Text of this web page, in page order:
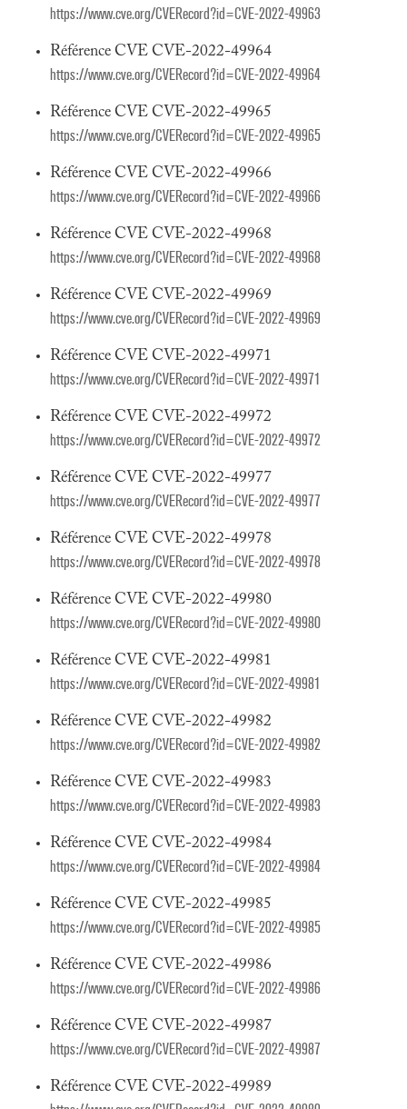
https://www.cve.org/CVERecord?id=CVE-2022-49963
Référence CVE CVE-2022-49964
https://www.cve.org/CVERecord?id=CVE-2022-49964
Référence CVE CVE-2022-49965
https://www.cve.org/CVERecord?id=CVE-2022-49965
Référence CVE CVE-2022-49966
https://www.cve.org/CVERecord?id=CVE-2022-49966
Référence CVE CVE-2022-49968
https://www.cve.org/CVERecord?id=CVE-2022-49968
Référence CVE CVE-2022-49969
https://www.cve.org/CVERecord?id=CVE-2022-49969
Référence CVE CVE-2022-49971
https://www.cve.org/CVERecord?id=CVE-2022-49971
Référence CVE CVE-2022-49972
https://www.cve.org/CVERecord?id=CVE-2022-49972
Référence CVE CVE-2022-49977
https://www.cve.org/CVERecord?id=CVE-2022-49977
Référence CVE CVE-2022-49978
https://www.cve.org/CVERecord?id=CVE-2022-49978
Référence CVE CVE-2022-49980
https://www.cve.org/CVERecord?id=CVE-2022-49980
Référence CVE CVE-2022-49981
https://www.cve.org/CVERecord?id=CVE-2022-49981
Référence CVE CVE-2022-49982
https://www.cve.org/CVERecord?id=CVE-2022-49982
Référence CVE CVE-2022-49983
https://www.cve.org/CVERecord?id=CVE-2022-49983
Référence CVE CVE-2022-49984
https://www.cve.org/CVERecord?id=CVE-2022-49984
Référence CVE CVE-2022-49985
https://www.cve.org/CVERecord?id=CVE-2022-49985
Référence CVE CVE-2022-49986
https://www.cve.org/CVERecord?id=CVE-2022-49986
Référence CVE CVE-2022-49987
https://www.cve.org/CVERecord?id=CVE-2022-49987
Référence CVE CVE-2022-49989